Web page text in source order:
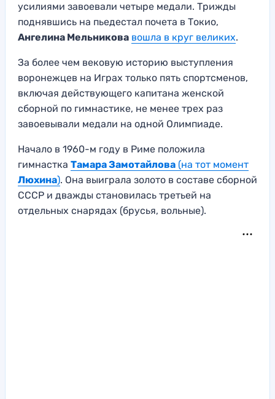
усилиями завоевали четыре медали. Трижды
поднявшись на пьедестал почета в Токио,
Ангелина Мельникова вошла в круг великих.
За более чем вековую историю выступления
воронежцев на Играх только пять спортсменов,
включая действующего капитана женской
сборной по гимнастике, не менее трех раз
завоевывали медали на одной Олимпиаде.
Начало в 1960-м году в Риме положила
гимнастка Тамара Замотайлова (на тот момент
Люхина). Она выиграла золото в составе сборной
СССР и дважды становилась третьей на
отдельных снарядах (брусья, вольные).